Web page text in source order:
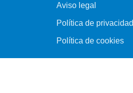
Aviso legal
Política de privacidad
Política de cookies